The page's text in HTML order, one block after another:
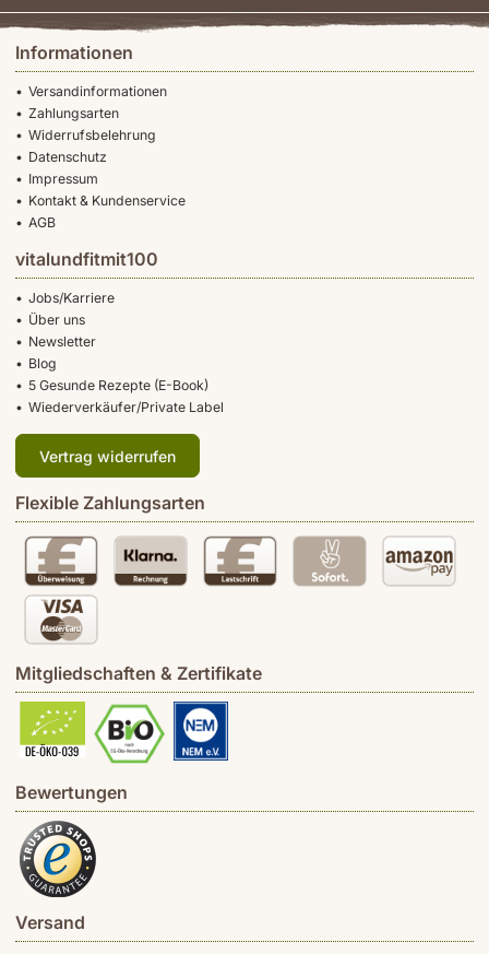
Informationen
Versandinformationen
Zahlungsarten
Widerrufsbelehrung
Datenschutz
Impressum
Kontakt & Kundenservice
AGB
vitalundfitmit100
Jobs/Karriere
Über uns
Newsletter
Blog
5 Gesunde Rezepte (E-Book)
Wiederverkäufer/Private Label
Vertrag widerrufen
Flexible Zahlungsarten
Mitgliedschaften & Zertifikate
Bewertungen
Versand